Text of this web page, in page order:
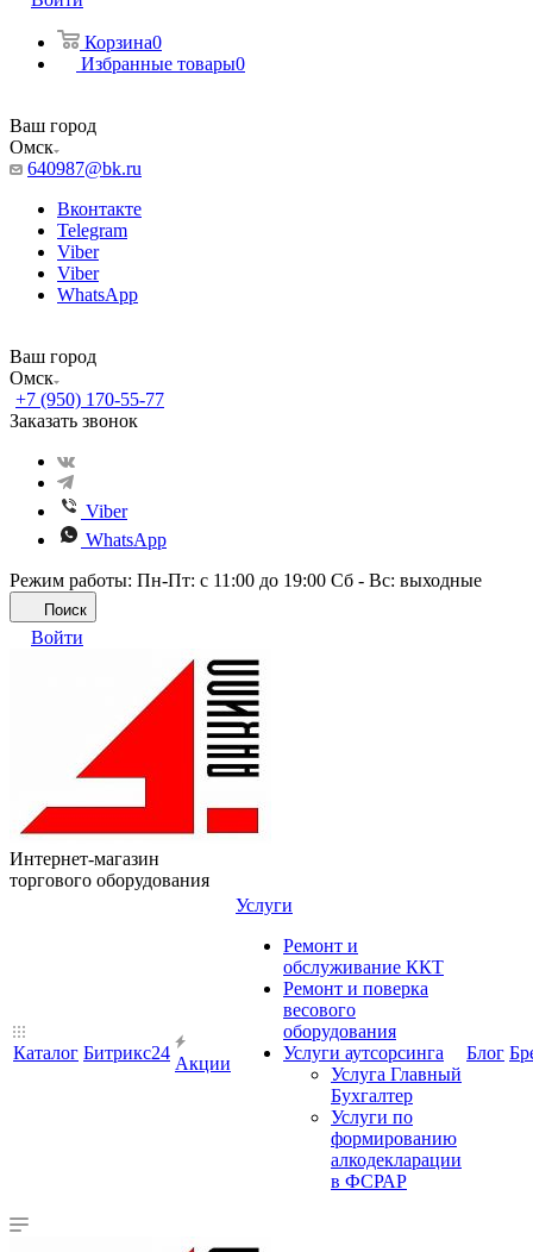
Корзина0
Избранные товары0
Ваш город
Омск
640987@bk.ru
Вконтакте
Telegram
Viber
Viber
WhatsApp
Ваш город
Омск
+7 (950) 170-55-77
Заказать звонок
Viber
WhatsApp
Режим работы: Пн-Пт: с 11:00 до 19:00 Сб - Вс: выходные
Поиск
Войти
Интернет-магазин
торгового оборудования
Каталог Битрикс24
Акции
Услуги
Ремонт и
обслуживание ККТ
Ремонт и поверка
весового
оборудования
Услуги аутсорсинга
Услуга Главный
Бухгалтер
Услуги по
формированию
алкодекларации
в ФСРАР
Блог